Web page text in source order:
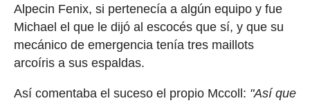
Alpecin Fenix, si pertenecía a algún equipo y fue
Michael el que le dijó al escocés que sí, y que su
mecánico de emergencia tenía tres maillots
arcoíris a sus espaldas.
Así comentaba el suceso el propio Mccoll: "Así que